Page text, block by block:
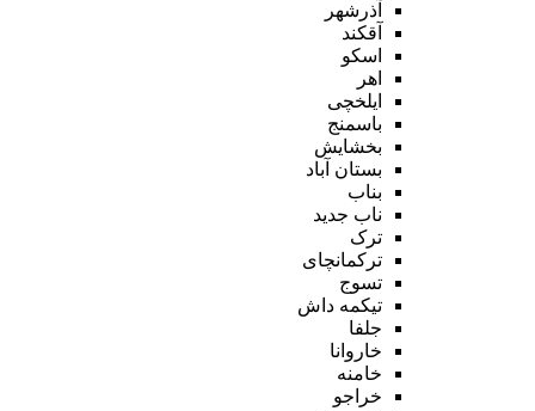
آذرشهر
آقکند
اسکو
اهر
ایلخچی
باسمنج
بخشایش
بستان آباد
بناب
ناب جدید
ترک
ترکمانچای
تسوج
تیکمه داش
جلفا
خاروانا
خامنه
خراجو